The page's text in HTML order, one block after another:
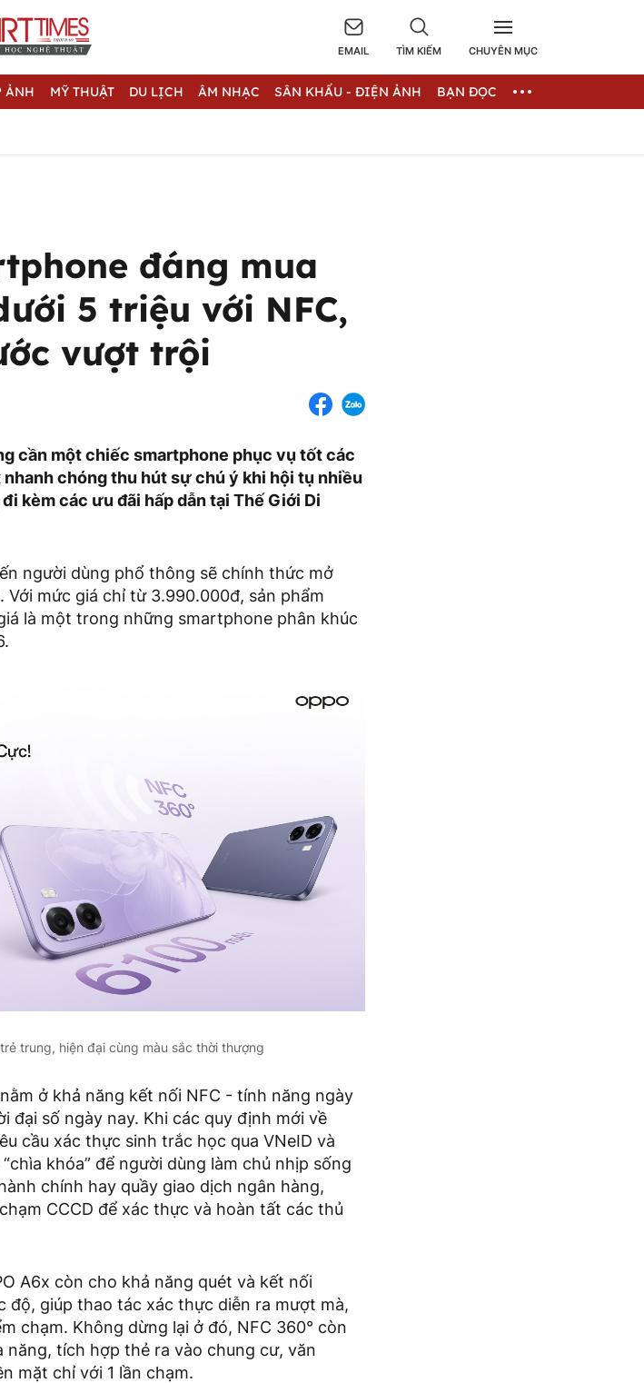
EMAIL TÌM KIẾM CHUYÊN MỤC
ẢNH MỸ THUẬT DU LỊCH ÂM NHẠC SÂN KHẤU - ĐIỆN ẢNH BẠN ĐỌC
đáng mua
5 triệu với NFC,
vượt trội
cần một chiếc smartphone phục vụ tốt các
chóng thu hút sự chú ý khi hội tụ nhiều
kèm các ưu đãi hấp dẫn tại Thế Giới Di
người dùng phổ thông sẽ chính thức mở
mức giá chỉ từ 3.990.000đ, sản phẩm
là một trong những smartphone phân khúc
trung, hiện đại cùng màu sắc thời thượng
ở khả năng kết nối NFC - tính năng ngày
số ngày nay. Khi các quy định mới về
cầu xác thực sinh trắc học qua VNeID và
khóa” để người dùng làm chủ nhịp sống
chính hay quầy giao dịch ngân hàng,
CCCD để xác thực và hoàn tất các thủ
A6x còn cho khả năng quét và kết nối
độ, giúp thao tác xác thực diễn ra mượt mà,
chạm. Không dừng lại ở đó, NFC 360° còn
năng, tích hợp thẻ ra vào chung cư, văn
mặt chỉ với 1 lần chạm.